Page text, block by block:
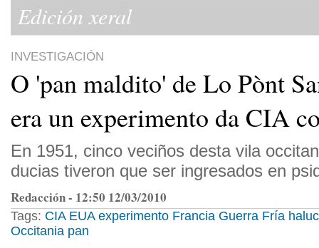
Edición xeral
INVESTIGACIÓN
O 'pan maldito' de Lo Pònt
era un experimento da CIA
En 1951, cinco veciños desta vila
ducias tiveron que ser ingresados en
Redacción - 12:50 12/03/2010
Tags: CIA EUA experimento Francia Guerra Fría
Occitania pan